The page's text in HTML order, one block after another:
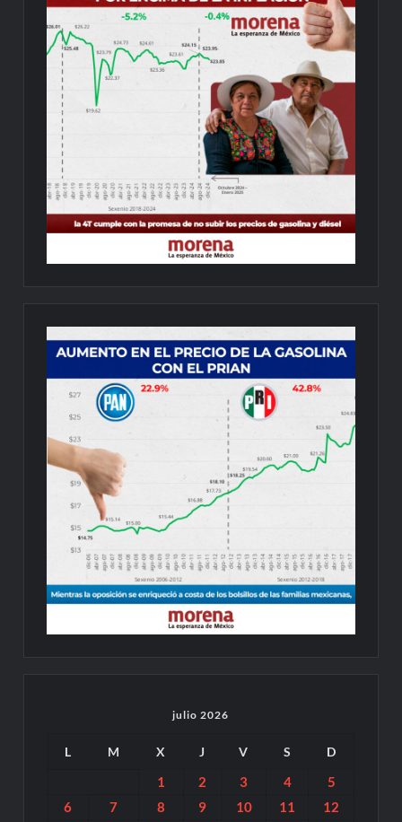
julio 2026
L M X J V S D
1 2 3 4
5
6
7 8 9 10 11
12